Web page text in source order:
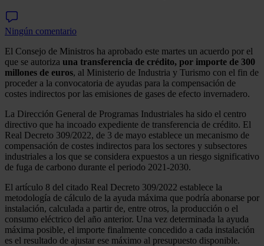
Ningún comentario
El Consejo de Ministros ha aprobado este martes un acuerdo por el
que se autoriza una transferencia de crédito, por importe de 300
millones de euros, al Ministerio de Industria y Turismo con el fin de
proceder a la convocatoria de ayudas para la compensación de
costes indirectos por las emisiones de gases de efecto invernadero.
La Dirección General de Programas Industriales ha sido el centro
directivo que ha incoado expediente de transferencia de crédito. El
Real Decreto 309/2022, de 3 de mayo establece un mecanismo de
compensación de costes indirectos para los sectores y subsectores
industriales a los que se considera expuestos a un riesgo significativo
de fuga de carbono durante el periodo 2021-2030.
El artículo 8 del citado Real Decreto 309/2022 establece la
metodología de cálculo de la ayuda máxima que podría abonarse por
instalación, calculada a partir de, entre otros, la producción o el
consumo eléctrico del año anterior. Una vez determinada la ayuda
máxima posible, el importe finalmente concedido a cada instalación
es el resultado de ajustar ese máximo al presupuesto disponible.